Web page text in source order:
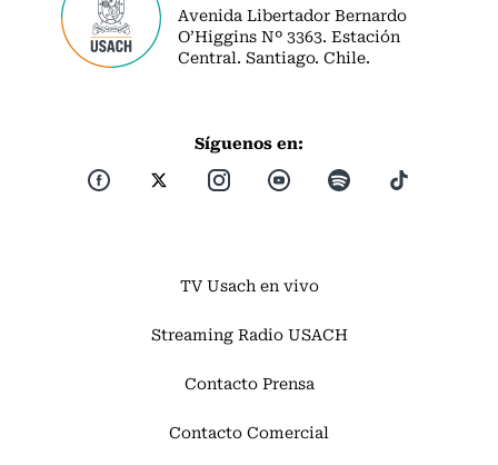
Avenida Libertador Bernardo
O’Higgins Nº 3363. Estación
Central. Santiago. Chile.
Síguenos en:
TV Usach en vivo
Streaming Radio USACH
Contacto Prensa
Contacto Comercial